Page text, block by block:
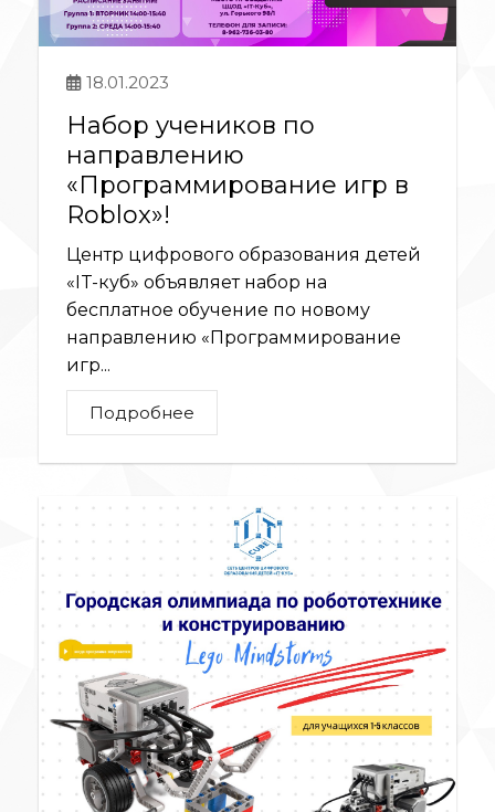
18.01.2023
Набор учеников по
направлению
«Программирование игр в
Roblox»!
Центр цифрового образования детей
«IT-куб» объявляет набор на
бесплатное обучение по новому
направлению «Программирование
игр...
Подробнее